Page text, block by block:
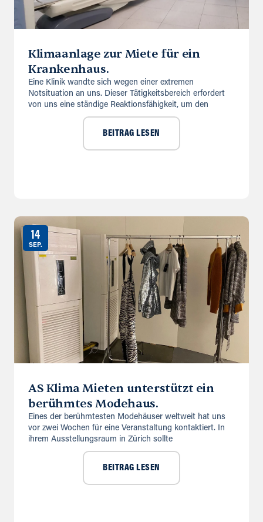
Klimaanlage zur Miete für ein
Krankenhaus.
Eine Klinik wandte sich wegen einer extremen
Notsituation an uns. Dieser Tätigkeitsbereich erfordert
von uns eine ständige Reaktionsfähigkeit, um den
BEITRAG LESEN
14
SEP.
AS Klima Mieten unterstützt ein
berühmtes Modehaus.
Eines der berühmtesten Modehäuser weltweit hat uns
vor zwei Wochen für eine Veranstaltung kontaktiert. In
ihrem Ausstellungsraum in Zürich sollte
BEITRAG LESEN